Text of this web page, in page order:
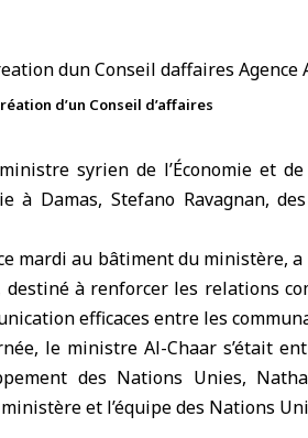
d’un Conseil d’affaires
ministre syrien de l’Économie et
à Damas, Stefano Ravagnan,
mardi au bâtiment du ministère, a
à renforcer les relations
efficaces entre les
le ministre Al-Chaar s’était
des Nations Unies,
et l’équipe des Nations